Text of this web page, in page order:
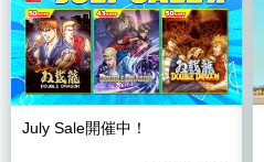
July Sale開催中！